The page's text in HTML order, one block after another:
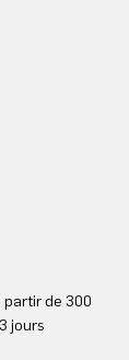
partir de 300
jours